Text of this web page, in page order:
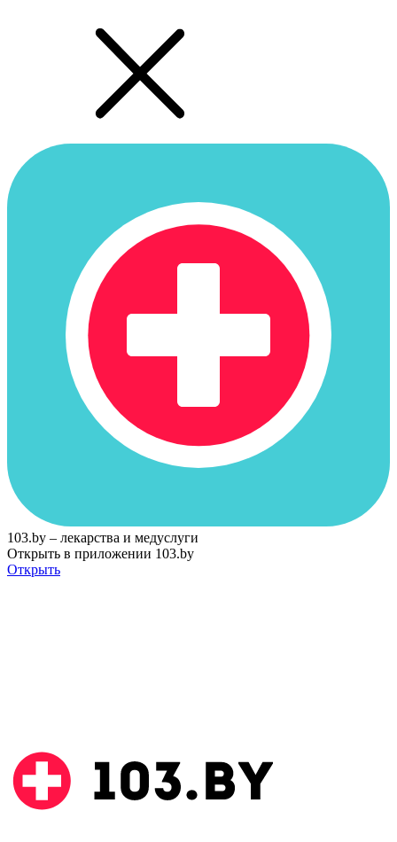
103.by – лекарства и медуслуги
Открыть в приложении 103.by
Открыть